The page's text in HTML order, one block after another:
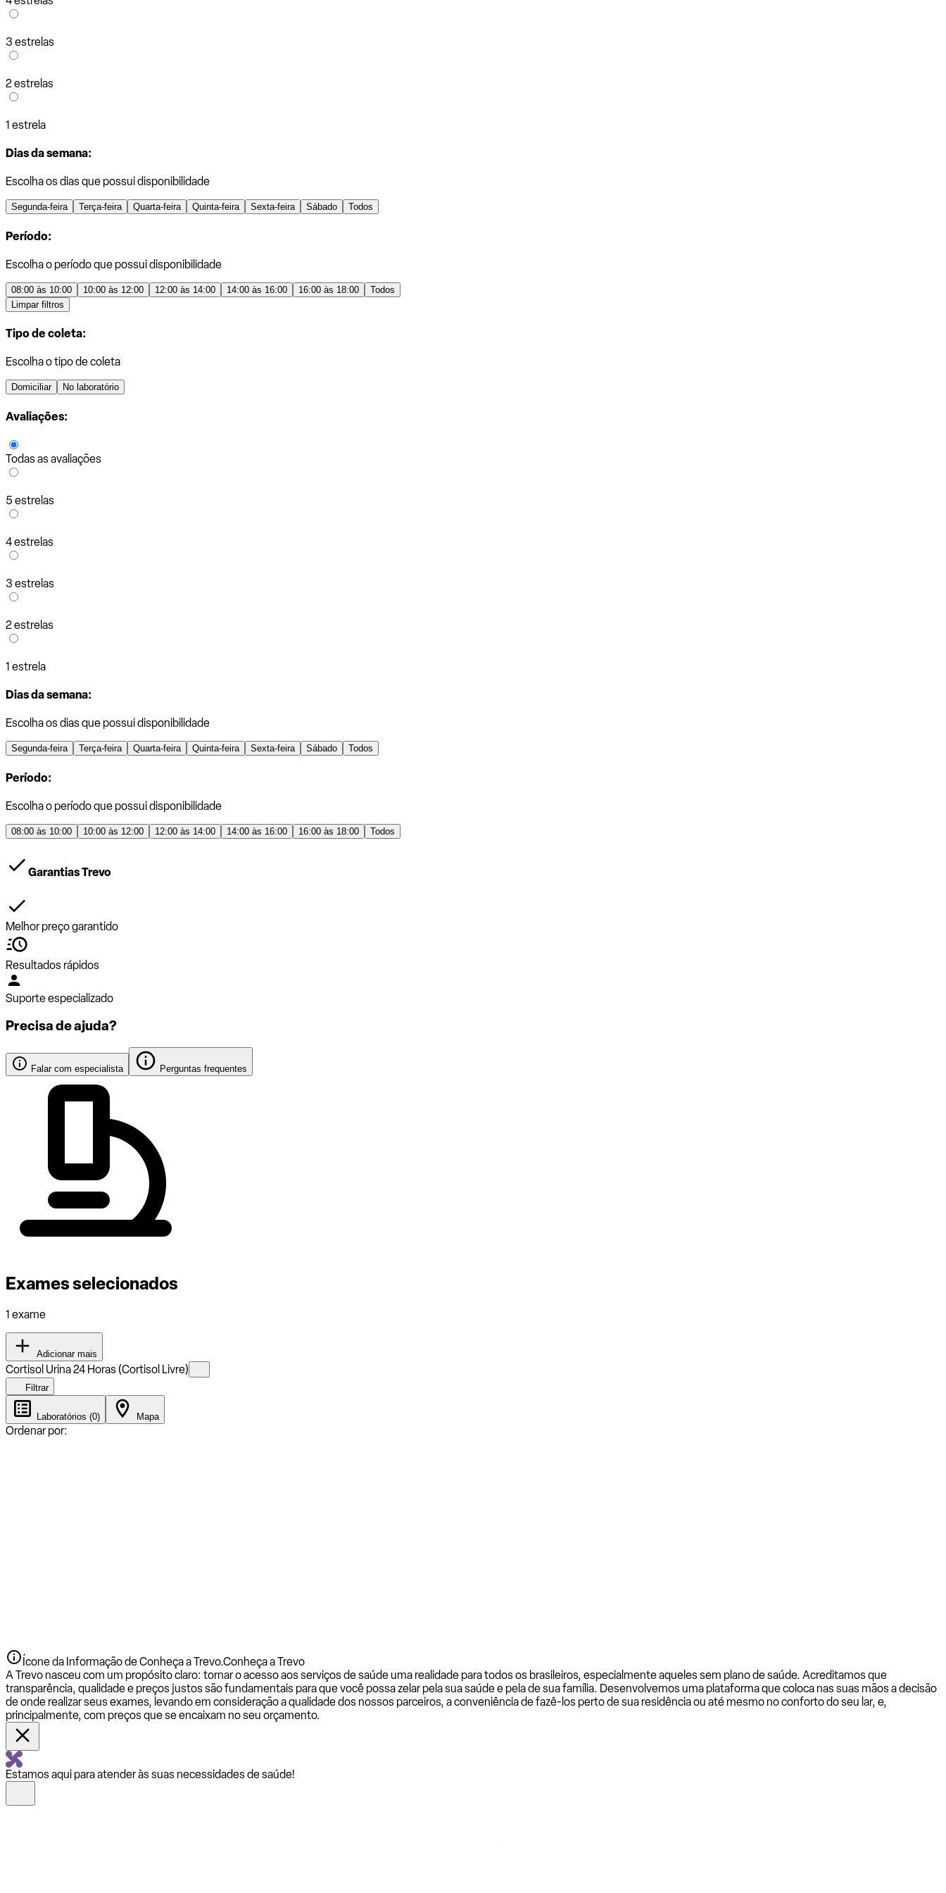
3 estrelas
2 estrelas
1 estrela
Dias da semana:
Escolha os dias que possui disponibilidade
Segunda-feira Terça-feira Quarta-feira Quinta-feira Sexta-feira Sábado Todos
Período:
Escolha o período que possui disponibilidade
08:00 às 10:00 10:00 às 12:00 12:00 às 14:00 14:00 às 16:00 16:00 às 18:00
Todos
Limpar filtros
Tipo de coleta:
Escolha o tipo de coleta
Domiciliar No laboratório
Avaliações:
Todas as avaliações
5 estrelas
4 estrelas
3 estrelas
2 estrelas
1 estrela
Dias da semana:
Escolha os dias que possui disponibilidade
Segunda-feira Terça-feira Quarta-feira Quinta-feira Sexta-feira Sábado Todos
Período:
Escolha o período que possui disponibilidade
08:00 às 10:00 10:00 às 12:00 12:00 às 14:00 14:00 às 16:00 16:00 às 18:00 Todos
Garantias Trevo
Melhor preço garantido
Resultados rápidos
Suporte especializado
Precisa de ajuda?
Falar com especialista Perguntas frequentes
Exames selecionados
1 exame
Adicionar mais
Cortisol Urina 24 Horas (Cortisol Livre)
Filtrar
Laboratórios (0) Mapa
Ordenar por:
Ícone da Informação de Conheça a Trevo.Conheça a Trevo
A Trevo nasceu com um propósito claro: tornar o acesso aos serviços de saúde uma realidade para todos os brasileiros, especialmente aqueles sem plano de saúde. Acreditamos que
transparência, qualidade e preços justos são fundamentais para que você possa zelar pela sua saúde e pela de sua família. Desenvolvemos uma plataforma que coloca nas suas mãos a decisão
de onde realizar seus exames, levando em consideração a qualidade dos nossos parceiros, a conveniência de fazê-los perto de sua residência ou até mesmo no conforto do seu lar, e,
principalmente, com preços que se encaixam no seu orçamento.
Estamos aqui para atender às suas necessidades de saúde!